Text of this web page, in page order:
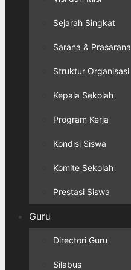
Sejarah Singkat
Sarana & Prasarana
Struktur Organisasi
Kepala Sekolah
Program Kerja
Kondisi Siswa
Komite Sekolah
Prestasi Siswa
Guru
Directori Guru
Silabus